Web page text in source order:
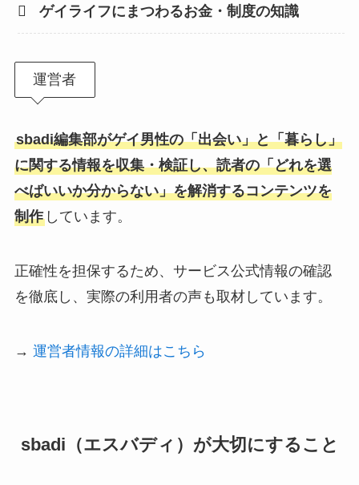
ゲイライフにまつわるお金・制度の知識
運営者
sbadi編集部がゲイ男性の「出会い」と「暮らし」
に関する情報を収集・検証し、読者の「どれを選
べばいいか分からない」を解消するコンテンツを
制作しています。
正確性を担保するため、サービス公式情報の確認
を徹底し、実際の利用者の声も取材しています。
→ 運営者情報の詳細はこちら
sbadi（エスバディ）が大切にすること